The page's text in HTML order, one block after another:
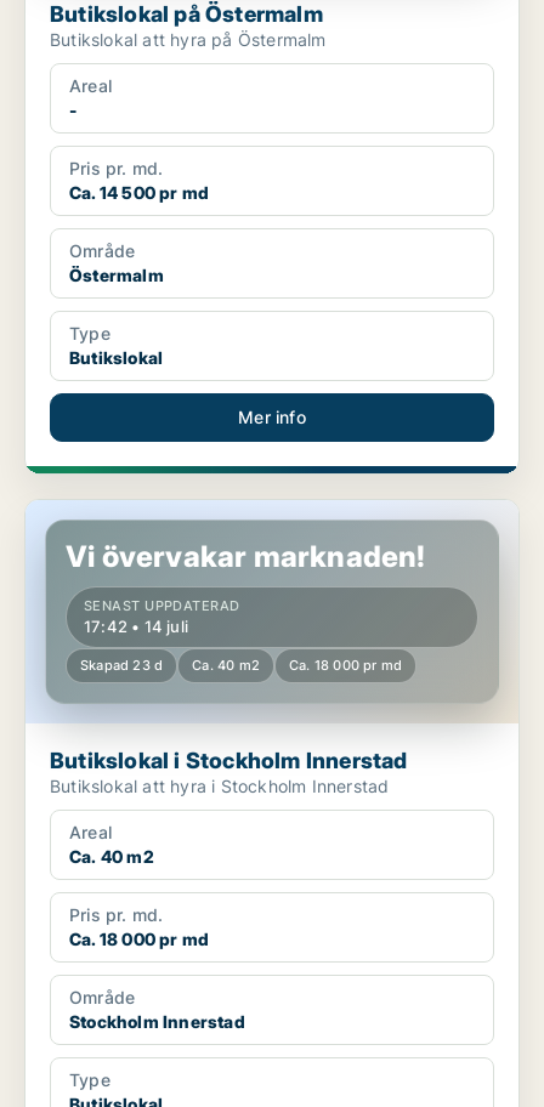
Butikslokal på Östermalm
Butikslokal att hyra på Östermalm
Areal
-
Pris pr. md.
Ca. 14 500 pr md
Område
Östermalm
Type
Butikslokal
Mer info
Butikslokal i Stockholm Innerstad
Vi övervakar marknaden!
SENAST UPPDATERAD
17:42 • 14 juli
Skapad 23 d Ca. 40 m2 Ca. 18 000 pr md
Butikslokal i Stockholm Innerstad
Butikslokal att hyra i Stockholm Innerstad
Areal
Ca. 40 m2
Pris pr. md.
Ca. 18 000 pr md
Område
Stockholm Innerstad
Type